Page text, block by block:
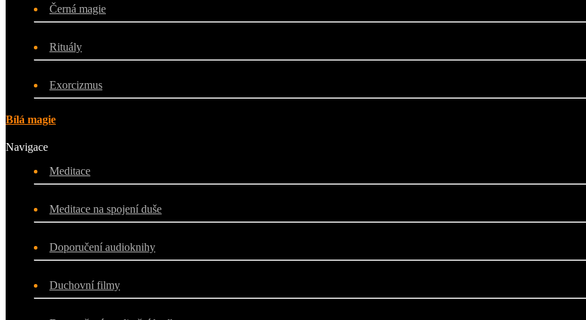
Černá magie
Rituály
Exorcizmus
Bílá magie
Navigace
Meditace
Meditace na spojení duše
Doporučení audioknihy
Duchovní filmy